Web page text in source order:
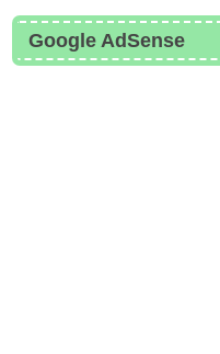
Google AdSense